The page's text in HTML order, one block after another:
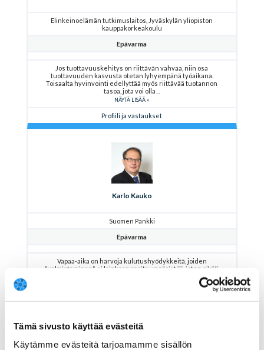
Tämä sivusto käyttää evästeitä
Käytämme evästeitä tarjoamamme sisällön
Elinkeinoelämän tutkimuslaitos, Jyväskylän yliopiston
kauppakorkeakoulu
Epävarma
Jos tuottavuuskehitys on riittävän vahvaa, niin osa
tuottavuuden kasvusta otetan lyhyempänä työaikana.
Toisaalta hyvinvointi edellyttää myös riittävää tuotannon
tasoa, jota voi olla
NÄYTÄ LISÄÄ
Profiili ja vastaukset
Karlo Kauko
Suomen Pankki
Epävarma
Vapaa-aika on harvoja kulutushyödykkeitä, joiden
“valmistaminen“ ei lainkaan rasita ympäristöä, joten sikäli
uudistus parantaisi hyvinvointia enemmän kuin tulotason